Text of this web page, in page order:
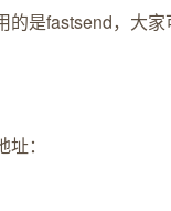
是fastsend，大
：